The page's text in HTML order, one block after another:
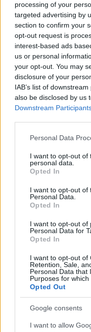
processing of your
targeted advertising by
section to confirm your
opt-out request is
interest-based ads
us or personal
your opt-out. You may
disclosure of your
IAB’s list of
also be disclosed by us
Downstream
Please note that this
not limited to your visit
grant or deny consent
use your data for below
consent section.
Personal Data
I want to opt-out of
personal data.
Opted In
I want to opt-out of
Personal Data.
Opted In
I want to opt-out of
Personal Data for
Opted In
I want to opt-out of
Retention, Sale,
Personal Data that
Purposes for which
Opted Out
Google consents
I want to allow
Χρησιμοποιείς
Και όμως μπορούν να
Η Γιορτή Σταφίδας
Αιγίου ΦΩΤΟ